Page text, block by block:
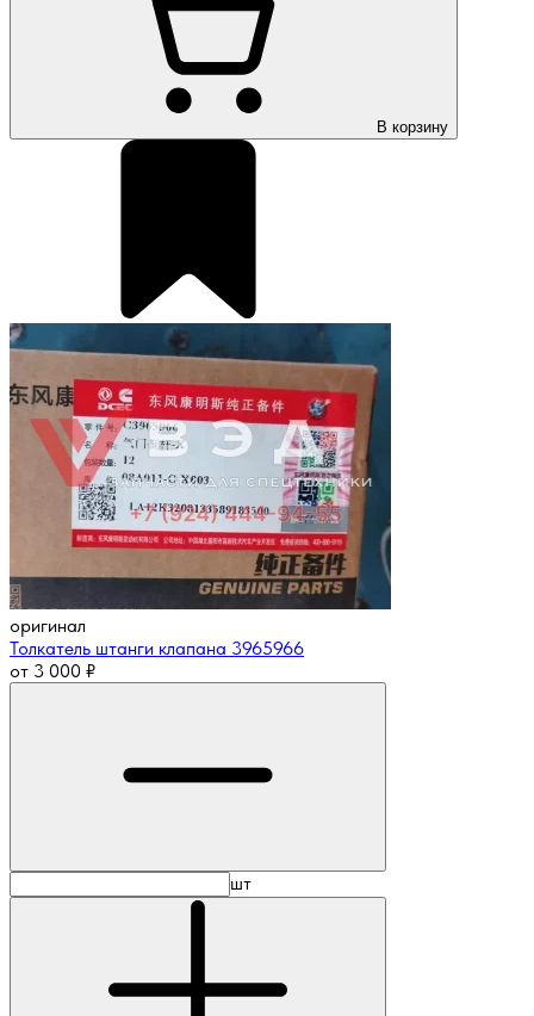
В корзину
оригинал
Толкатель штанги клапана 3965966
от 3 000 ₽
шт